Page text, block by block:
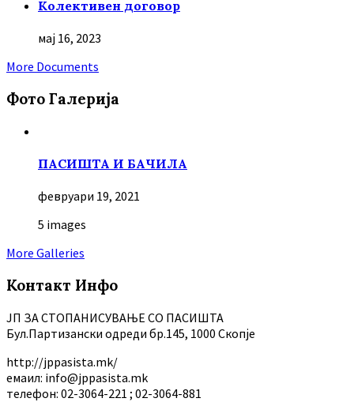
Колективен договор
мај 16, 2023
More Documents
Фото Галерија
ПАСИШТА И БАЧИЛА
февруари 19, 2021
5 images
More Galleries
Контакт Инфо
ЈП ЗА СТОПАНИСУВАЊЕ СО ПАСИШТА
Бул.Партизански oдреди бр.145, 1000 Скопје
http://jppasista.mk/
емаил: info@jppasista.mk
телефон: 02-3064-221 ; 02-3064-881